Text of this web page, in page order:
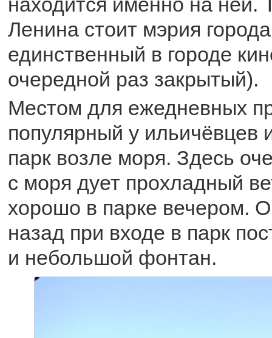
Ленина стоит мэрия
единственный в городе
очередной раз закрытый).
Местом для ежедневных
популярный у ильичёвцев
парк возле моря. Здесь
с моря дует прохладный
хорошо в парке вечером.
назад при входе в парк
и небольшой фонтан.